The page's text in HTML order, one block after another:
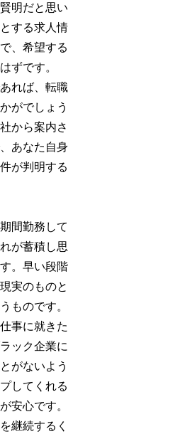
明だと思い
する求人情
、希望する
ずです。
れば、転職
がでしょう
から案内さ
あなた自身
が判明する
間勤務して
が蓄積し思
。早い段階
実のものと
ものです。
事に就きた
ック企業に
がないよう
してくれる
安心です。
継続するく